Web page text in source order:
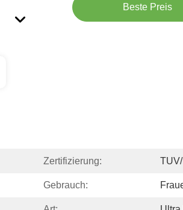
Beste Preis
Zertifizierung:
Gebrauch: